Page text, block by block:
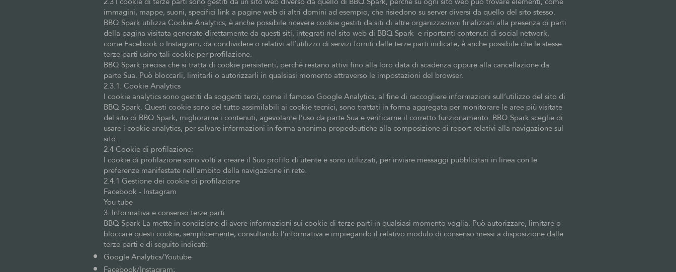
immagini, mappe, suoni, specifici link a pagine web di altri domini ad esempio, che risiedono su server diversi da quello del sito stesso.
BBQ Spark utilizza Cookie Analytics; è anche possibile ricevere cookie gestiti da siti di altre organizzazioni finalizzati alla presenza di parti
della pagina visitata generate direttamente da questi siti, integrati nel sito web di BBQ Spark e riportanti contenuti di social network,
come Facebook o Instagram, da condividere o relativi all’utilizzo di servizi forniti dalle terze parti indicate; è anche possibile che le stesse
terze parti usino tali cookie per profilazione.
BBQ Spark precisa che si tratta di cookie persistenti, perché restano attivi fino alla loro data di scadenza oppure alla cancellazione da
parte Sua. Può bloccarli, limitarli o autorizzarli in qualsiasi momento attraverso le impostazioni del browser.
2.3.1. Cookie Analytics
I cookie analytics sono gestiti da soggetti terzi, come il famoso Google Analytics, al fine di raccogliere informazioni sull’utilizzo del sito di
BBQ Spark. Questi cookie sono del tutto assimilabili ai cookie tecnici, sono trattati in forma aggregata per monitorare le aree più visitate
del sito di BBQ Spark, migliorarne i contenuti, agevolarne l’uso da parte Sua e verificarne il corretto funzionamento. BBQ Spark sceglie di
usare i cookie analytics, per salvare informazioni in forma anonima propedeutiche alla composizione di report relativi alla navigazione sul
sito.
2.4 Cookie di profilazione:
I cookie di profilazione sono volti a creare il Suo profilo di utente e sono utilizzati, per inviare messaggi pubblicitari in linea con le
preferenze manifestate nell’ambito della navigazione in rete.
2.4.1 Gestione dei cookie di profilazione
Facebook - Instagram
You tube
3. Informativa e consenso terze parti
BBQ Spark La mette in condizione di avere informazioni sui cookie di terze parti in qualsiasi momento voglia. Può autorizzare, limitare o
bloccare questi cookie, semplicemente, consultando l’informativa e impiegando il relativo modulo di consenso messi a disposizione dalle
terze parti e di seguito indicati:
Google Analytics/Youtube